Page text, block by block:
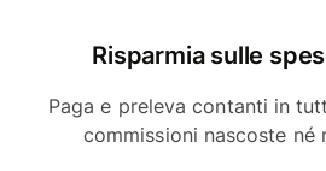
Risparmia sulle
Paga e preleva contanti in
commissioni nascoste né